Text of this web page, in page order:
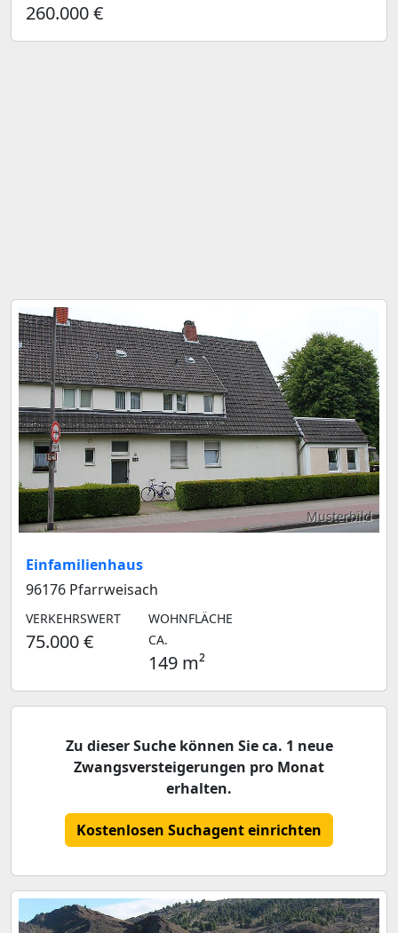
260.000 €
Musterbild
Einfamilienhaus
96176 Pfarrweisach
VERKEHRSWERT
75.000 €
WOHNFLÄCHE
CA.
149 m²
Zu dieser Suche können Sie ca. 1 neue
Zwangsversteigerungen pro Monat
erhalten.
Kostenlosen Suchagent einrichten